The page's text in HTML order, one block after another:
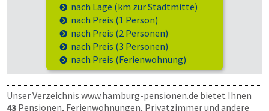
nach Lage (km zur Stadtmitte)
nach Preis (1 Person)
nach Preis (2 Personen)
nach Preis (3 Personen)
nach Preis (Ferienwohnung)
Unser Verzeichnis www.hamburg-pensionen.de bietet Ihnen
43 Pensionen, Ferienwohnungen, Privatzimmer und andere